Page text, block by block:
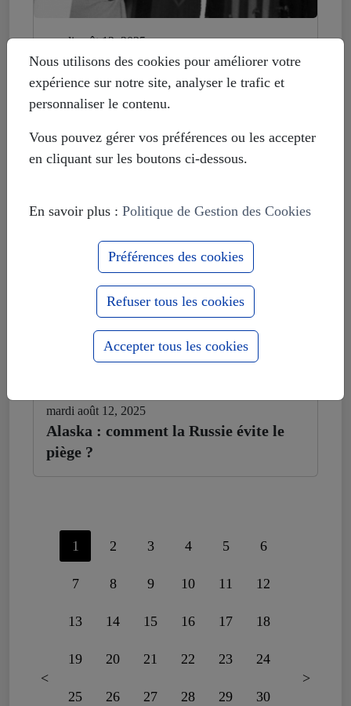
mardi août 12, 2025
Histoire déformée : les Européistes
veulent fonder leur unité sur la
russophobie
mardi août 12, 2025
Alaska : comment la Russie évite le
piège ?
<
1 2 3 4 5 6
7 8 9 10 11 12
13 14 15 16 17 18
19 20 21 22 23 24
25 26 27 28 29 30
>
Nous utilisons des cookies pour améliorer votre
expérience sur notre site, analyser le trafic et
personnaliser le contenu.
Vous pouvez gérer vos préférences ou les accepter
en cliquant sur les boutons ci-dessous.
En savoir plus : Politique de Gestion des Cookies
Préférences des cookies
Refuser tous les cookies
Accepter tous les cookies